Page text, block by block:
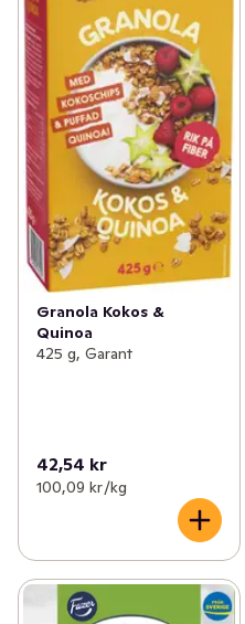
Granola Kokos &
Quinoa
425 g, Garant
42,54 kr
100,09 kr /kg